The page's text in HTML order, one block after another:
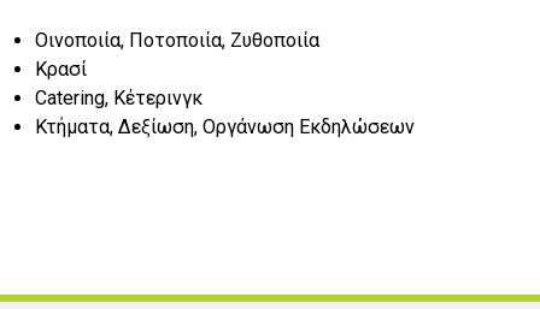
Οινοποιία, Ποτοποιία, Ζυθοποιία
Κρασί
Catering, Κέτερινγκ
Κτήματα, Δεξίωση, Οργάνωση Εκδηλώσεων